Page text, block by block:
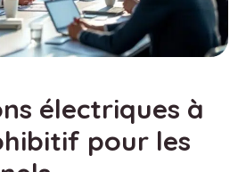
électriques à
pour les